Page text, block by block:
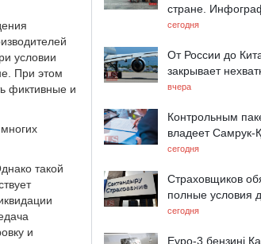
условии
При этом
фиктивные и
такой
и
стране.
сегодня
От России до
закрывает
вчера
Контрольным
владеет Самрук-
сегодня
Страховщиков
полные условия
сегодня
Еуро-3 бензині